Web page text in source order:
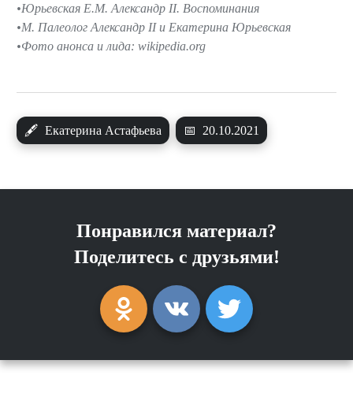
🖋 Екатерина Астафьева 📅 20.10.2021
Юрьевская Е.М. Александр II. Воспоминания
М. Палеолог Александр II и Екатерина Юрьевская
Фото анонса и лида: wikipedia.org
Понравился материал?
Поделитесь с друзьями!